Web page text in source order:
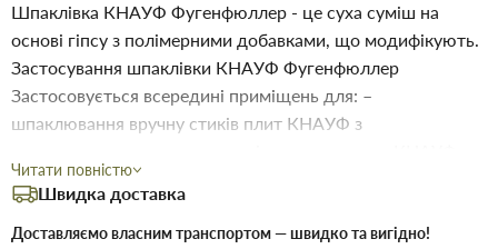
Шпаклівка КНАУФ Фугенфюллер - це суха суміш на
основі гіпсу з полімерними добавками, що модифікують.
Застосування шпаклівки КНАУФ Фугенфюллер
Застосовується всередині приміщень для: –
шпаклювання вручну стиків плит КНАУФ з
Kurt – приклеювання плит КНАУФ та комбінованих плит
у рівних поверхонь на тонкий шар шпаклівки –
шпаклювання можливих пошкоджень плит КНАУФ –
Читати повністю
Швидка доставка
Доставляємо власним транспортом — швидко та вигідно!